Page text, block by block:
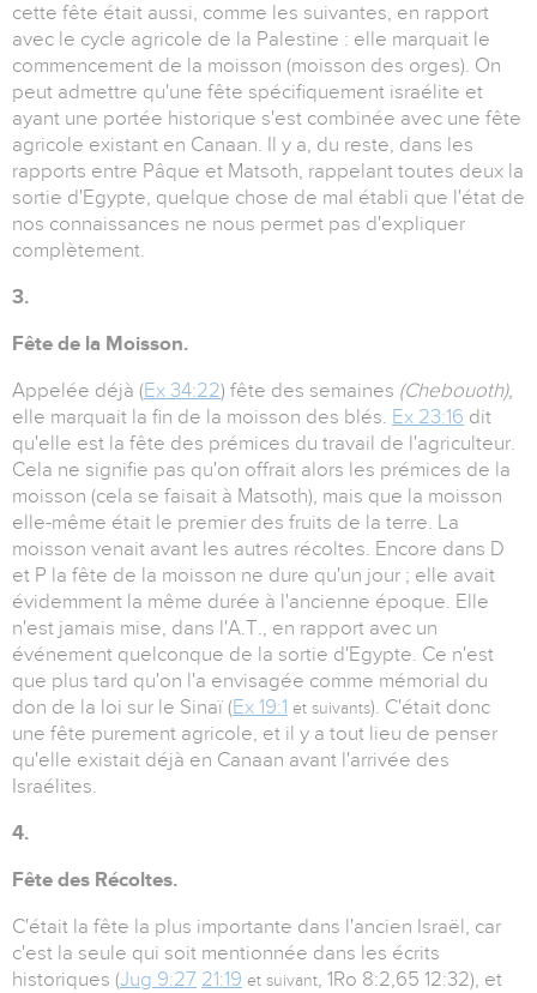
cette fête était aussi, comme les suivantes, en rapport
avec le cycle agricole de la Palestine : elle marquait le
commencement de la moisson (moisson des orges). On
peut admettre qu'une fête spécifiquement israélite et
ayant une portée historique s'est combinée avec une fête
agricole existant en Canaan. Il y a, du reste, dans les
rapports entre Pâque et Matsoth, rappelant toutes deux la
sortie d'Egypte, quelque chose de mal établi que l'état de
nos connaissances ne nous permet pas d'expliquer
complètement.
3.
Fête de la Moisson.
Appelée déjà (Ex 34:22) fête des semaines (Chebouoth),
elle marquait la fin de la moisson des blés. Ex 23:16 dit
qu'elle est la fête des prémices du travail de l'agriculteur.
Cela ne signifie pas qu'on offrait alors les prémices de la
moisson (cela se faisait à Matsoth), mais que la moisson
elle-même était le premier des fruits de la terre. La
moisson venait avant les autres récoltes. Encore dans D
et P la fête de la moisson ne dure qu'un jour ; elle avait
évidemment la même durée à l'ancienne époque. Elle
n'est jamais mise, dans l'A.T., en rapport avec un
événement quelconque de la sortie d'Egypte. Ce n'est
que plus tard qu'on l'a envisagée comme mémorial du
don de la loi sur le Sinaï (Ex 19:1 et suivants). C'était donc
une fête purement agricole, et il y a tout lieu de penser
qu'elle existait déjà en Canaan avant l'arrivée des
Israélites.
4.
Fête des Récoltes.
C'était la fête la plus importante dans l'ancien Israël, car
c'est la seule qui soit mentionnée dans les écrits
historiques (Jug 9:27 21:19 et suivant, 1Ro 8:2,65 12:32), et